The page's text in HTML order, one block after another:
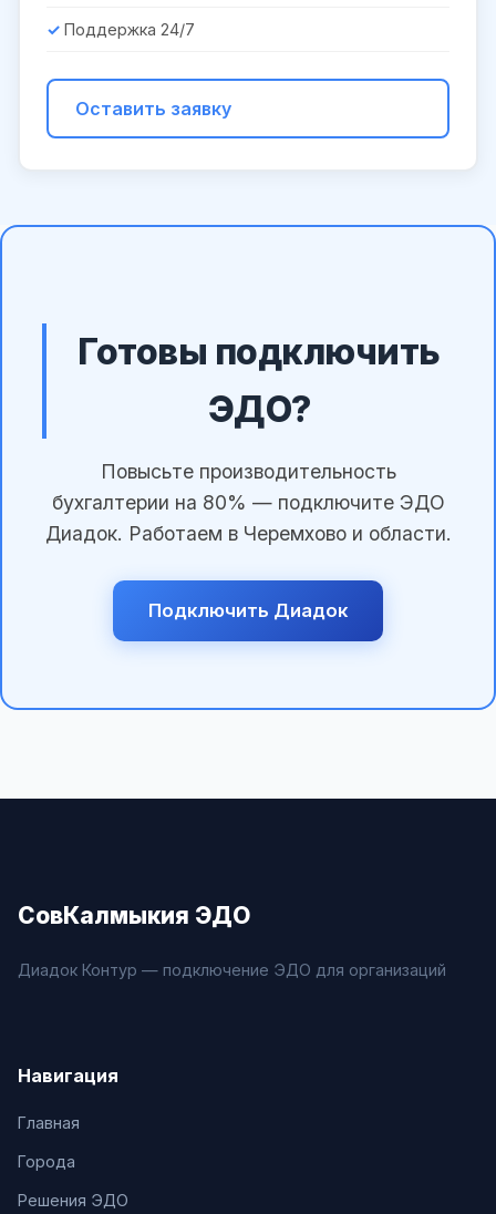
Поддержка 24/7
Оставить заявку
Готовы подключить
ЭДО?
Повысьте производительность
бухгалтерии на 80% — подключите ЭДО
Диадок. Работаем в Черемхово и области.
Подключить Диадок
СовКалмыкия ЭДО
Диадок Контур — подключение ЭДО для организаций
Навигация
Главная
Города
Решения ЭДО